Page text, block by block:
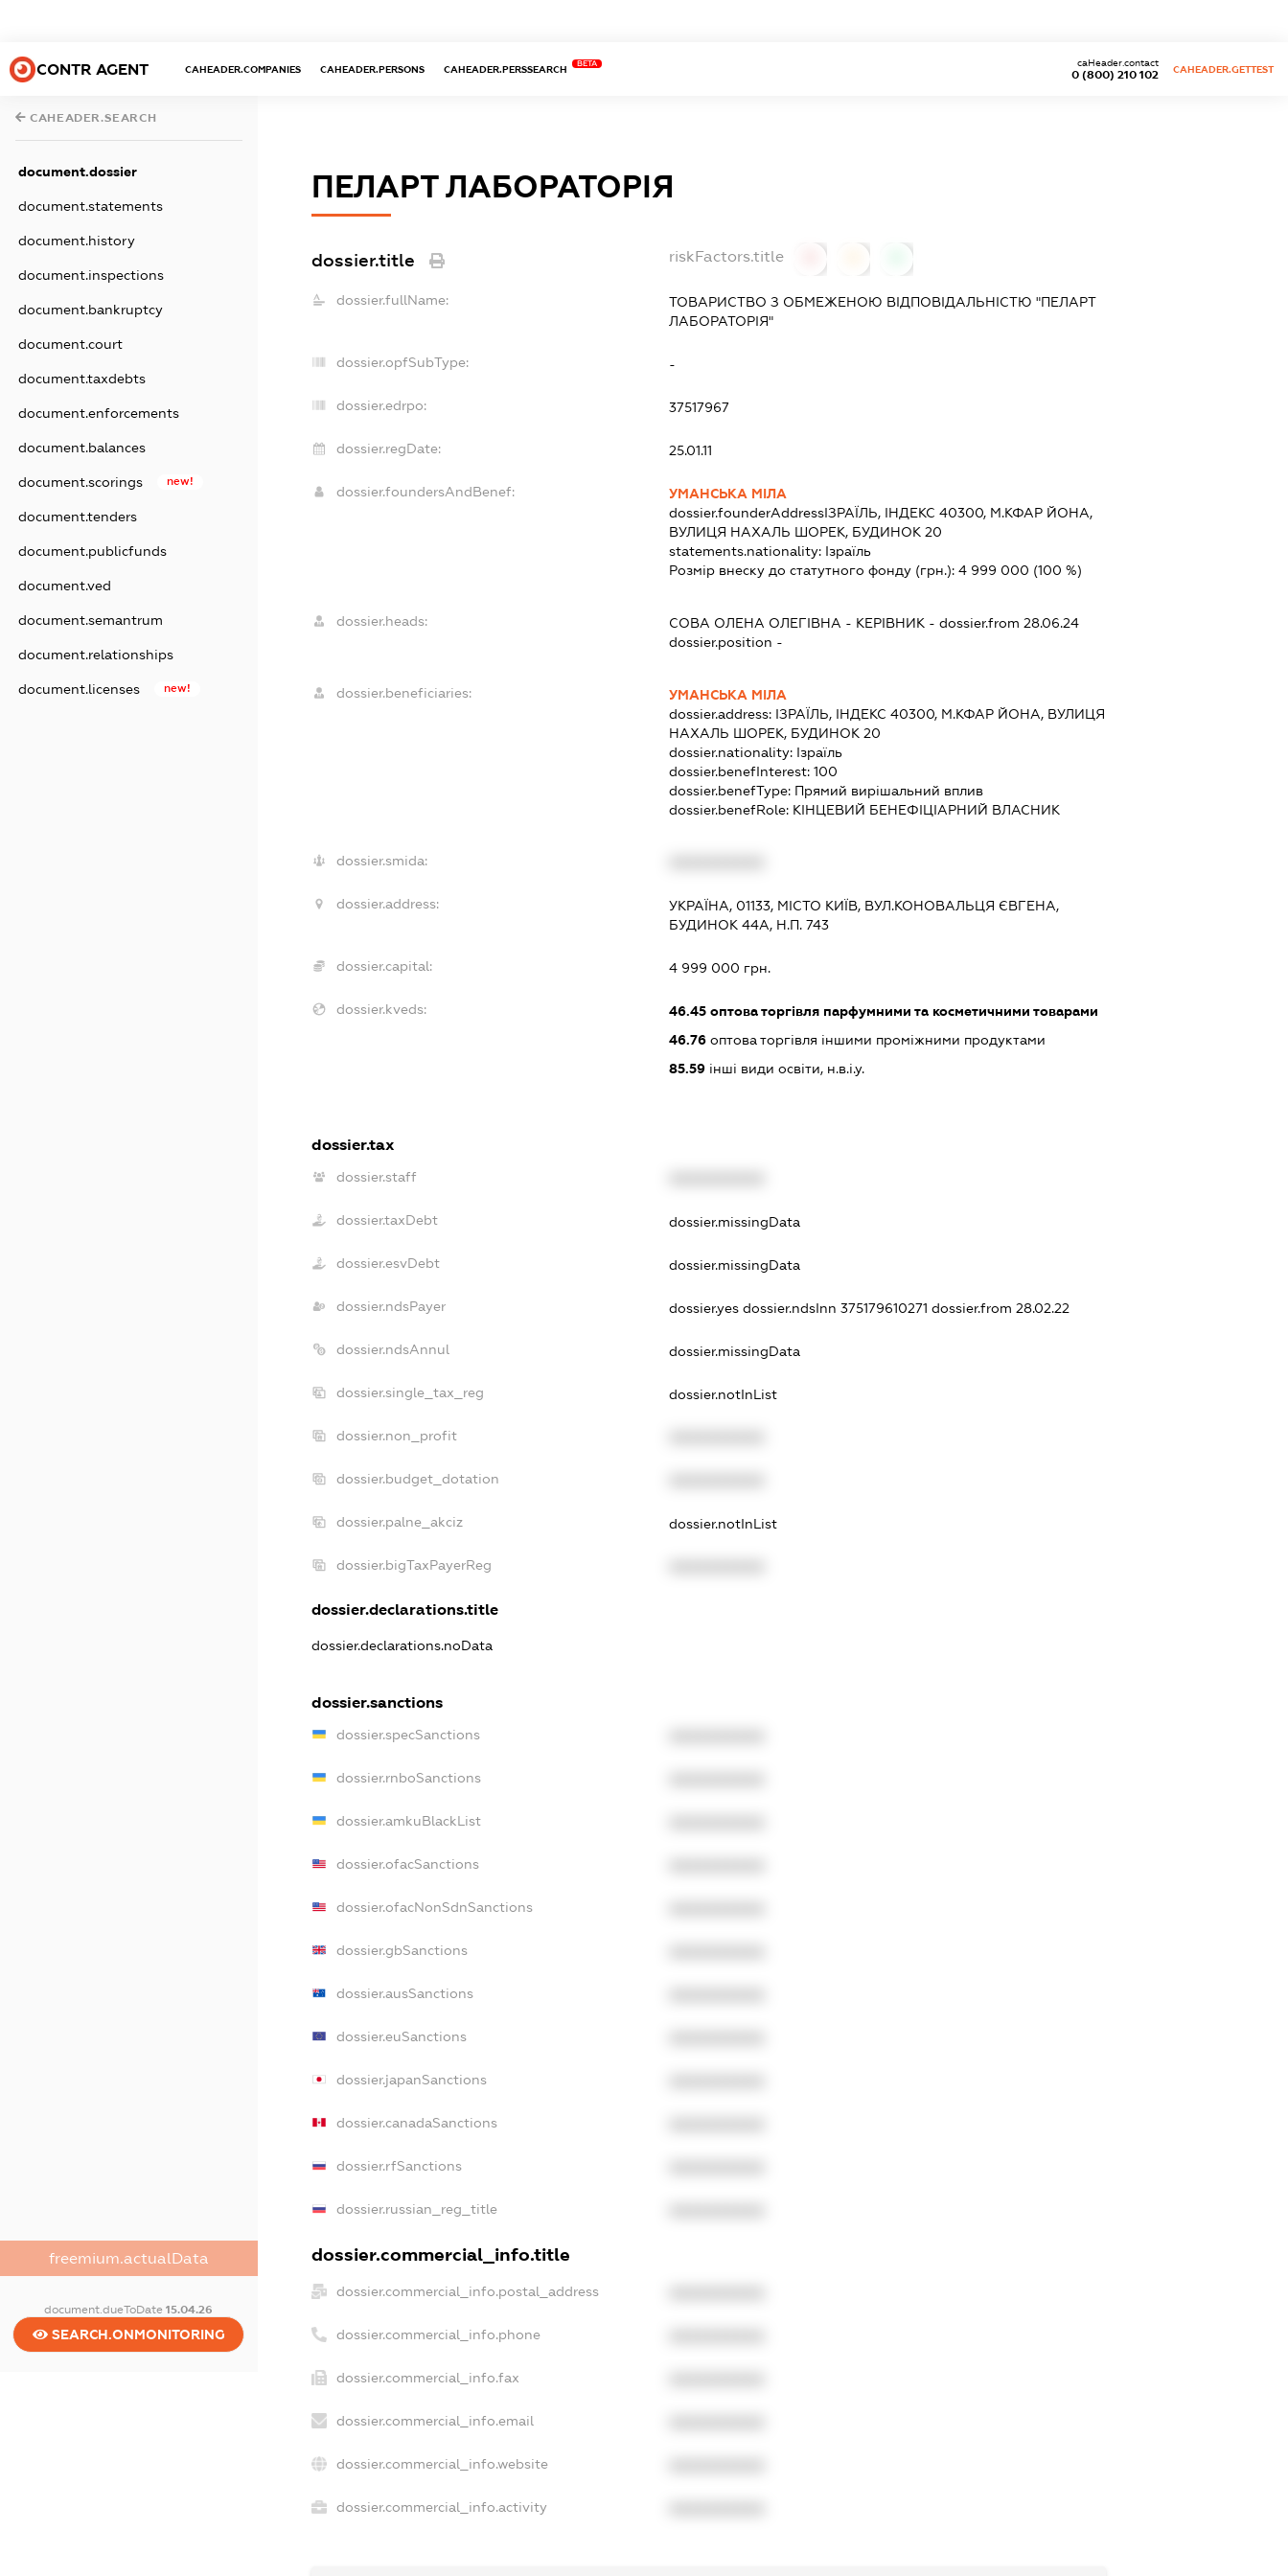
CONTR AGENT CAHEADER.COMPANIES CAHEADER.PERSONS CAHEADER.PERSSEARCH
BETA
0 (800) 210 102
caHeader.contact
CAHEADER.GETTEST
CAHEADER.SEARCH
document.dossier
document.statements
document.history
document.inspections
document.bankruptcy
document.court
document.taxdebts
document.enforcements
document.balances
document.scorings new!
document.tenders
document.publicfunds
document.ved
document.semantrum
document.relationships
document.licenses new!
freemium.actualData
document.dueToDate15.04.26
SEARCH.ONMONITORING
ПЕЛАРТ ЛАБОРАТОРІЯ
dossier.title riskFactors.title
dossier.fullName:
ТОВАРИСТВО З ОБМЕЖЕНОЮ ВІДПОВІДАЛЬНІСТЮ "ПЕЛАРТ
ЛАБОРАТОРІЯ"
dossier.opfSubType: -
dossier.edrpo: 37517967
dossier.regDate: 25.01.11
dossier.foundersAndBenef:
УМАНСЬКА МІЛА
dossier.founderAddressІЗРАЇЛЬ, ІНДЕКС 40300, М.КФАР ЙОНА,
ВУЛИЦЯ НАХАЛЬ ШОРЕК, БУДИНОК 20
statements.nationality: Ізраїль
Розмір внеску до статутного фонду (грн.): 4 999 000 (100 %)
dossier.heads: СОВА ОЛЕНА ОЛЕГІВНА - КЕРІВНИК - dossier.from 28.06.24
dossier.position -
dossier.beneficiaries:
УМАНСЬКА МІЛА
dossier.address: ІЗРАЇЛЬ, ІНДЕКС 40300, М.КФАР ЙОНА, ВУЛИЦЯ
НАХАЛЬ ШОРЕК, БУДИНОК 20
dossier.nationality: Ізраїль
dossier.benefInterest: 100
dossier.benefType: Прямий вирішальний вплив
dossier.benefRole: КІНЦЕВИЙ БЕНЕФІЦІАРНИЙ ВЛАСНИК
dossier.smida:
dossier.address:
УКРАЇНА, 01133, МІСТО КИЇВ, ВУЛ.КОНОВАЛЬЦЯ ЄВГЕНА,
БУДИНОК 44А, Н.П. 743
dossier.capital: 4 999 000 грн.
dossier.kveds: 46.45оптова торгівля парфумними та косметичними товарами
46.76оптова торгівля іншими проміжними продуктами
85.59інші види освіти, н.в.і.у.
dossier.tax
dossier.staff
dossier.taxDebt dossier.missingData
dossier.esvDebt dossier.missingData
dossier.ndsPayer dossier.yes dossier.ndsInn 375179610271 dossier.from 28.02.22
dossier.ndsAnnul dossier.missingData
dossier.single_tax_reg dossier.notInList
dossier.non_profit
dossier.budget_dotation
dossier.palne_akciz dossier.notInList
dossier.bigTaxPayerReg
dossier.declarations.title
dossier.declarations.noData
dossier.sanctions
dossier.specSanctions
dossier.rnboSanctions
dossier.amkuBlackList
dossier.ofacSanctions
dossier.ofacNonSdnSanctions
dossier.gbSanctions
dossier.ausSanctions
dossier.euSanctions
dossier.japanSanctions
dossier.canadaSanctions
dossier.rfSanctions
dossier.russian_reg_title
dossier.commercial_info.title
dossier.commercial_info.postal_address
dossier.commercial_info.phone
dossier.commercial_info.fax
dossier.commercial_info.email
dossier.commercial_info.website
dossier.commercial_info.activity